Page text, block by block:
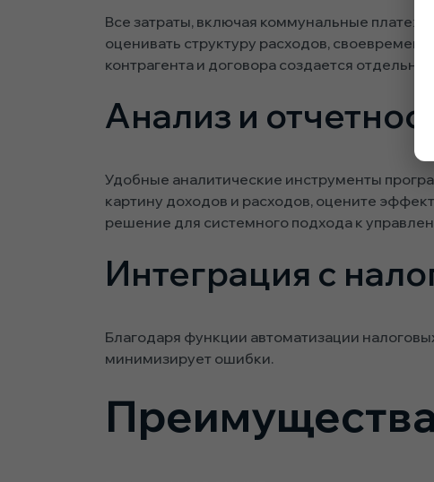
Все затраты, включая коммунальные
оценивать структуру расходов,
контрагента и договора создается
Анализ и
Удобные аналитические инструменты
картину доходов и расходов, оцените
решение для системного подхода к
Интеграция с
Благодаря функции автоматизации
минимизирует ошибки.
Преимущества